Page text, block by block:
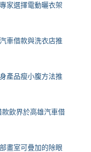
家選擇電動曬衣架
車借款與洗衣店推
產品瘦小腹方法推
飲界於高雄汽車借
畫室可疊加的除眼